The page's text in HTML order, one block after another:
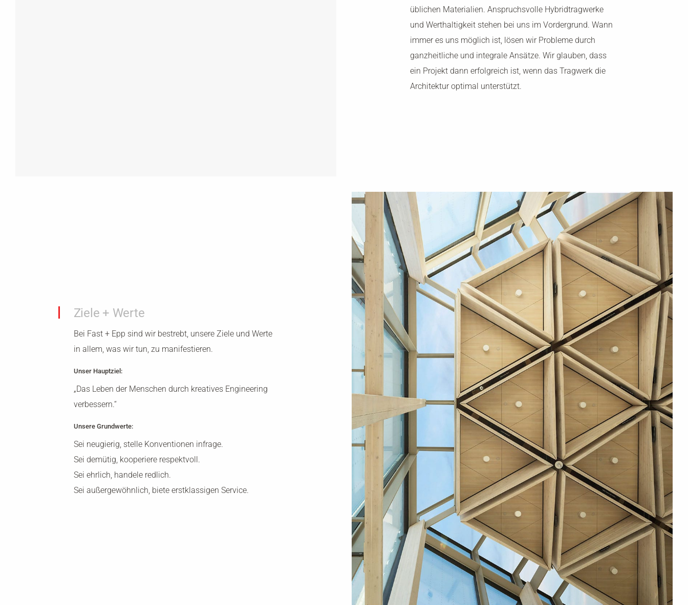
üblichen Materialien. Anspruchsvolle Hybridtragwerke
und Werthaltigkeit stehen bei uns im Vordergrund. Wann
immer es uns möglich ist, lösen wir Probleme durch
ganzheitliche und integrale Ansätze. Wir glauben, dass
ein Projekt dann erfolgreich ist, wenn das Tragwerk die
Architektur optimal unterstützt.
Ziele + Werte
Bei Fast + Epp sind wir bestrebt, unsere Ziele und Werte
in allem, was wir tun, zu manifestieren.
Unser Hauptziel:
„Das Leben der Menschen durch kreatives Engineering
verbessern.“
Unsere Grundwerte:
Sei neugierig, stelle Konventionen infrage.
Sei demütig, kooperiere respektvoll.
Sei ehrlich, handele redlich.
Sei außergewöhnlich, biete erstklassigen Service.